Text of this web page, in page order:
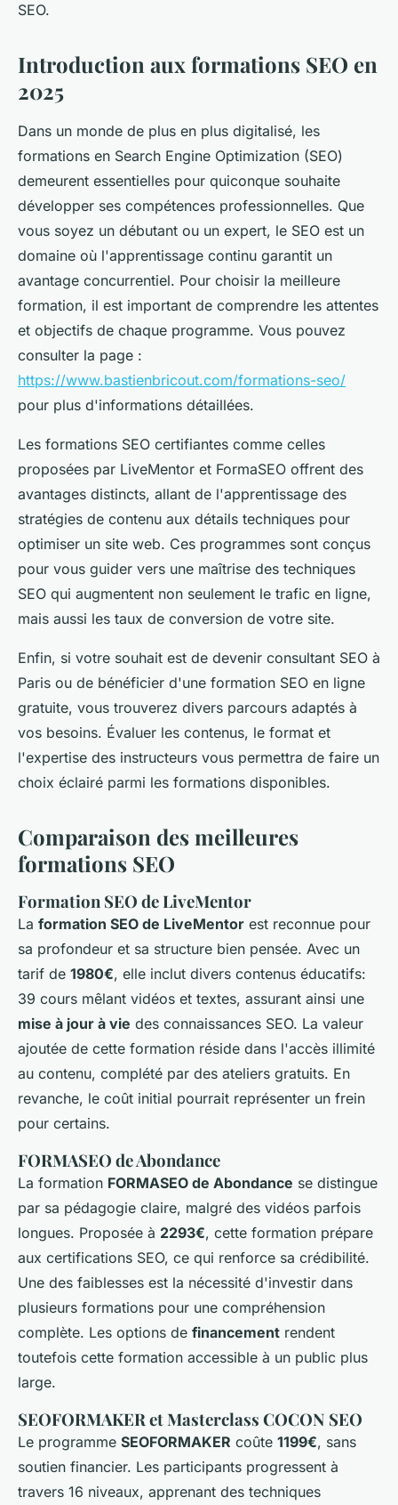
SEO.
Introduction aux formations SEO en
2025
Dans un monde de plus en plus digitalisé, les
formations en Search Engine Optimization (SEO)
demeurent essentielles pour quiconque souhaite
développer ses compétences professionnelles. Que
vous soyez un débutant ou un expert, le SEO est un
domaine où l'apprentissage continu garantit un
avantage concurrentiel. Pour choisir la meilleure
formation, il est important de comprendre les attentes
et objectifs de chaque programme. Vous pouvez
consulter la page :
https://www.bastienbricout.com/formations-seo/
pour plus d'informations détaillées.
Les formations SEO certifiantes comme celles
proposées par LiveMentor et FormaSEO offrent des
avantages distincts, allant de l'apprentissage des
stratégies de contenu aux détails techniques pour
optimiser un site web. Ces programmes sont conçus
pour vous guider vers une maîtrise des techniques
SEO qui augmentent non seulement le trafic en ligne,
mais aussi les taux de conversion de votre site.
Enfin, si votre souhait est de devenir consultant SEO à
Paris ou de bénéficier d'une formation SEO en ligne
gratuite, vous trouverez divers parcours adaptés à
vos besoins. Évaluer les contenus, le format et
l'expertise des instructeurs vous permettra de faire un
choix éclairé parmi les formations disponibles.
Comparaison des meilleures
formations SEO
Formation SEO de LiveMentor
La formation SEO de LiveMentor est reconnue pour
sa profondeur et sa structure bien pensée. Avec un
tarif de 1980€, elle inclut divers contenus éducatifs:
39 cours mêlant vidéos et textes, assurant ainsi une
mise à jour à vie des connaissances SEO. La valeur
ajoutée de cette formation réside dans l'accès illimité
au contenu, complété par des ateliers gratuits. En
revanche, le coût initial pourrait représenter un frein
pour certains.
FORMASEO de Abondance
La formation FORMASEO de Abondance se distingue
par sa pédagogie claire, malgré des vidéos parfois
longues. Proposée à 2293€, cette formation prépare
aux certifications SEO, ce qui renforce sa crédibilité.
Une des faiblesses est la nécessité d'investir dans
plusieurs formations pour une compréhension
complète. Les options de financement rendent
toutefois cette formation accessible à un public plus
large.
SEOFORMAKER et Masterclass COCON SEO
Le programme SEOFORMAKER coûte 1199€, sans
soutien financier. Les participants progressent à
travers 16 niveaux, apprenant des techniques